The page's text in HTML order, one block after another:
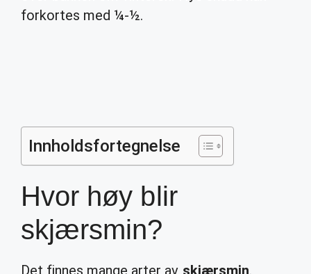
forkortes med ¼-½.
Innholdsfortegnelse
Hvor høy blir
skjærsmin?
Det finnes mange arter av skjærsmin.